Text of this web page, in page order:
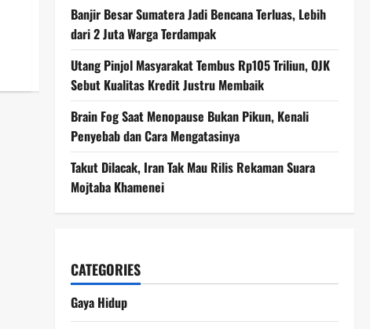
Banjir Besar Sumatera Jadi Bencana Terluas, Lebih
dari 2 Juta Warga Terdampak
Utang Pinjol Masyarakat Tembus Rp105 Triliun, OJK
Sebut Kualitas Kredit Justru Membaik
Brain Fog Saat Menopause Bukan Pikun, Kenali
Penyebab dan Cara Mengatasinya
Takut Dilacak, Iran Tak Mau Rilis Rekaman Suara
Mojtaba Khamenei
CATEGORIES
Gaya Hidup